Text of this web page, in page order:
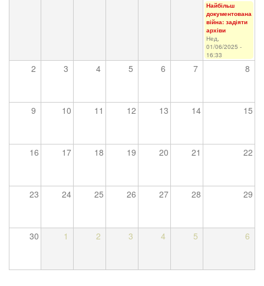
Найбільш
документована
війна: задіяти
архіви
Нед,
01/06/2025 -
16:33
2 3 4 5 6 7 8
9 10 11 12 13 14 15
16 17 18 19 20 21 22
23 24 25 26 27 28 29
30 1 2 3 4 5 6